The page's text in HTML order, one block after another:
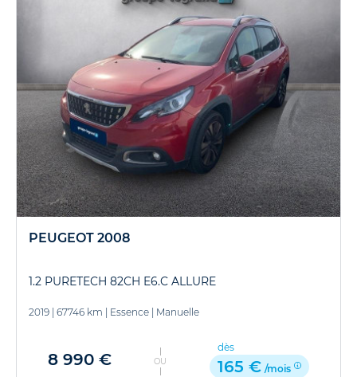
PEUGEOT 2008
1.2 PURETECH 82CH E6.C ALLURE
2019 67746 km Essence Manuelle
8 990 € OU
dès
165 € /mois